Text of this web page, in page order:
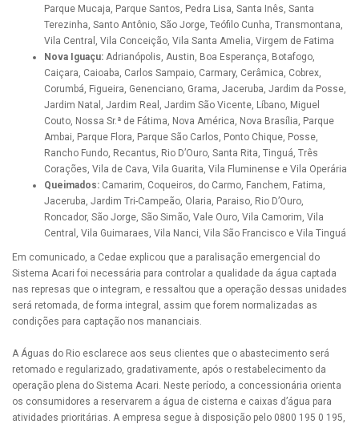
Parque Mucaja, Parque Santos, Pedra Lisa, Santa Inês, Santa
Terezinha, Santo Antônio, São Jorge, Teófilo Cunha, Transmontana,
Vila Central, Vila Conceição, Vila Santa Amelia, Virgem de Fatima
Nova Iguaçu: Adrianópolis, Austin, Boa Esperança, Botafogo,
Caiçara, Caioaba, Carlos Sampaio, Carmary, Cerâmica, Cobrex,
Corumbá, Figueira, Genenciano, Grama, Jaceruba, Jardim da Posse,
Jardim Natal, Jardim Real, Jardim São Vicente, Líbano, Miguel
Couto, Nossa Sr.ª de Fátima, Nova América, Nova Brasília, Parque
Ambai, Parque Flora, Parque São Carlos, Ponto Chique, Posse,
Rancho Fundo, Recantus, Rio D’Ouro, Santa Rita, Tinguá, Três
Corações, Vila de Cava, Vila Guarita, Vila Fluminense e Vila Operária
Queimados: Camarim, Coqueiros, do Carmo, Fanchem, Fatima,
Jaceruba, Jardim Tri-Campeão, Olaria, Paraiso, Rio D’Ouro,
Roncador, São Jorge, São Simão, Vale Ouro, Vila Camorim, Vila
Central, Vila Guimaraes, Vila Nanci, Vila São Francisco e Vila Tinguá
Em comunicado, a Cedae explicou que a paralisação emergencial do
Sistema Acari foi necessária para controlar a qualidade da água captada
nas represas que o integram, e ressaltou que a operação dessas unidades
será retomada, de forma integral, assim que forem normalizadas as
condições para captação nos mananciais.
A Águas do Rio esclarece aos seus clientes que o abastecimento será
retomado e regularizado, gradativamente, após o restabelecimento da
operação plena do Sistema Acari. Neste período, a concessionária orienta
os consumidores a reservarem a água de cisterna e caixas d’água para
atividades prioritárias. A empresa segue à disposição pelo 0800 195 0 195,